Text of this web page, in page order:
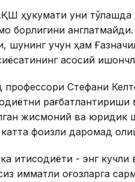
ҳукумати уни
борлигини
учун ҳам
асосий
Стефани
жисмоний ва юридик
катта фоизли даромад
иқтисодиёти - энг кучли
қимматли қоғозларга